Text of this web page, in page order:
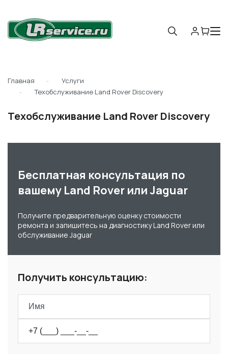
Главная
Услуги
Техобслуживание Land Rover Discovery
Техобслуживание Land Rover Discovery
Бесплатная консультация по
вашему Land Rover или Jaguar
Получите предварительную оценку стоимости
ремонта и запишитесь на диагностику Land Rover или
обслуживание Jaguar
Получить консультацию: